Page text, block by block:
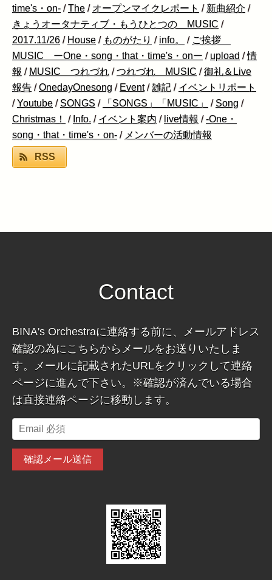
time's・on- /The / オープンマイクレポート / 新曲紹介 /
きょうオータナティブ・もうひとつの MUSIC /
2017.11/26 / House / ものがたり / info。 / ご挨拶
MUSIC ーOne・song・that・time's・onー / upload /情
報 / MUSIC つれづれ /つれづれ MUSIC /御礼＆Live
報告 /OnedayOnesong / Event /雑記 / イベントリポート
/Youtube /SONGS / 「SONGS」「MUSIC」 /Song /
Christmas！
/ Info. / イベント案内 / live情報 /-One・
song・that・time's・on- / メンバーの活動情報
RSS
Contact
BINA's Orchestraに連絡する前に、メールアドレス
確認の為にこちらからメールをお送りいたしま
す。メールに記載されたURLをクリックして連絡
ページに進んで下さい。※確認が済んでいる場合
は直接連絡ページに移動します。